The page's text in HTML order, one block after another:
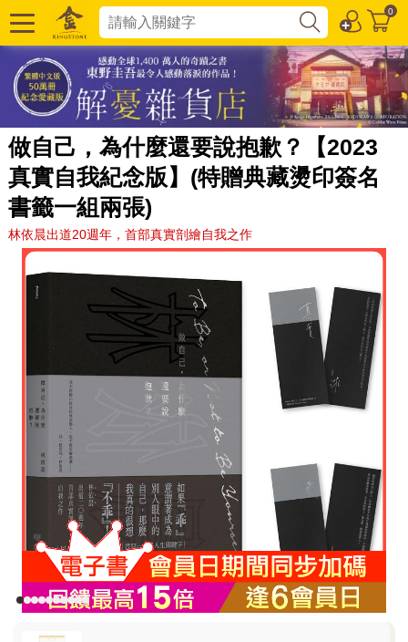
0
做自己，為什麼還要說抱歉？【2023
真實自我紀念版】(特贈典藏燙印簽名
書籤一組兩張)
林依晨出道20週年，首部真實剖繪自我之作